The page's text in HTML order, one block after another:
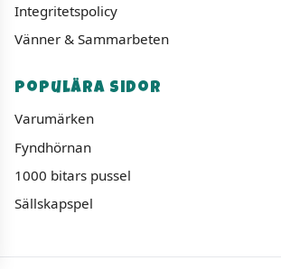
Integritetspolicy
Vänner & Sammarbeten
Populära sidor
Varumärken
Fyndhörnan
1000 bitars pussel
Sällskapspel